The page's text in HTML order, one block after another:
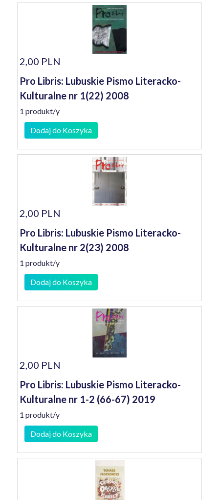
2,00 PLN
Pro Libris: Lubuskie Pismo Literacko-
Kulturalne nr 1(22) 2008
1 produkt/y
Dodaj do Koszyka
2,00 PLN
Pro Libris: Lubuskie Pismo Literacko-
Kulturalne nr 2(23) 2008
1 produkt/y
Dodaj do Koszyka
2,00 PLN
Pro Libris: Lubuskie Pismo Literacko-
Kulturalne nr 1-2 (66-67) 2019
1 produkt/y
Dodaj do Koszyka